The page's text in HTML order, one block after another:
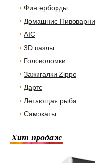
Фингерборды
Домашние Пивоварни
AIC
3D пазлы
Головоломки
Зажигалки Zippo
Дартс
Летающая рыба
Самокаты
Хит продаж